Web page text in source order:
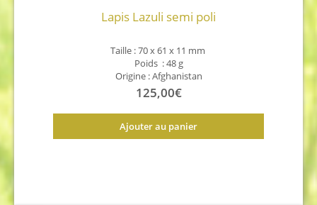
Lapis Lazuli semi poli
Taille : 70 x 61 x 11 mm
Poids : 48 g
Origine : Afghanistan
125,00€
Ajouter au panier